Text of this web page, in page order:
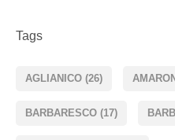
Tags
AGLIANICO (26)
BARBARESCO (17)